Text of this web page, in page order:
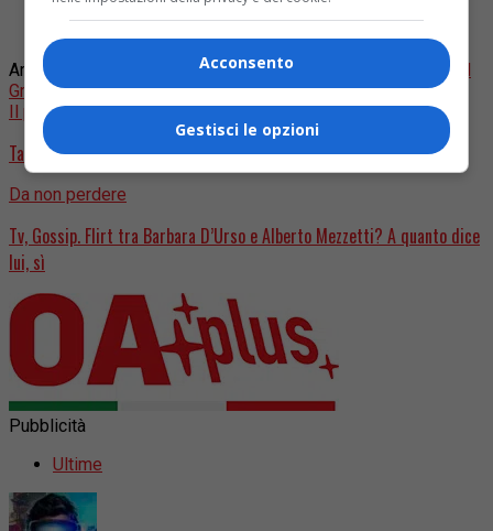
Argomenti correlati: Basic InstinctClare O’Connor
Michael
GreenburgPhil BronsteinSharon Stonetwitter
Il prossimo
Tanti auguri di un 2020 pazzesco da Marco Carta e fidanzato
Da non perdere
Tv, Gossip. Flirt tra Barbara D’Urso e Alberto Mezzetti? A quanto dice
lui, sì
Pubblicità
Ultime
Acconsento
Gestisci le opzioni